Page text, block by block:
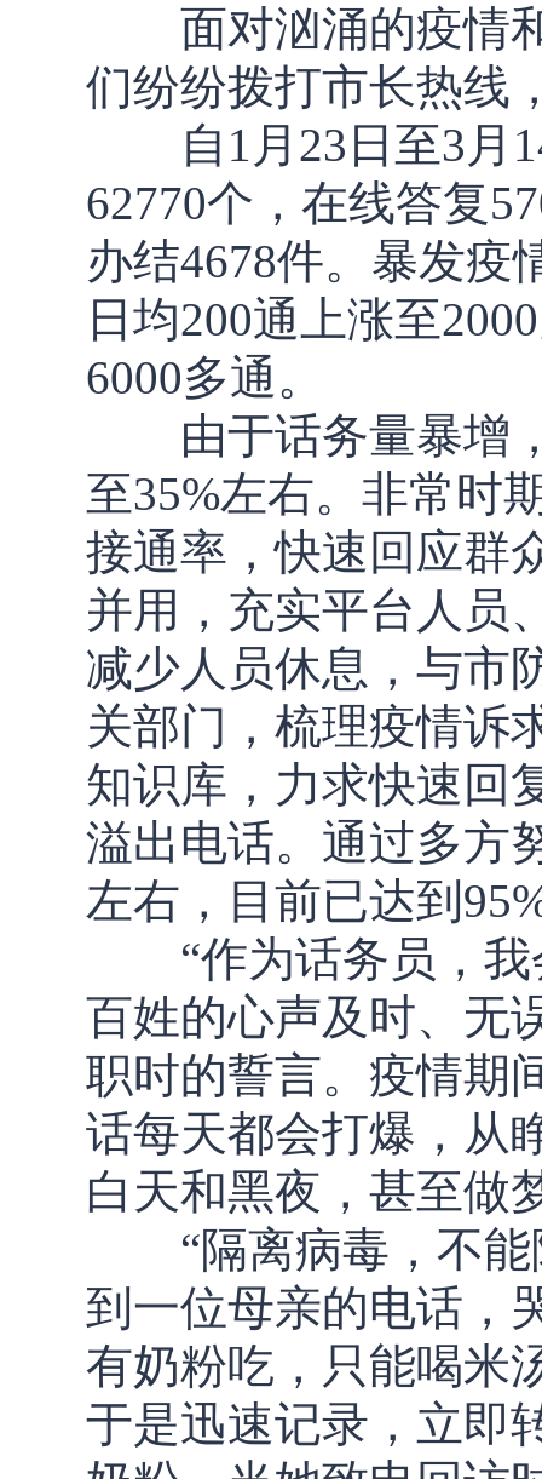
面对汹涌的疫情和
们纷纷拨打市长热线
自1月23日至3月
62770个，在线答复
办结4678件。暴发疫
日均200通上涨至
6000多通。
由于话务量暴增，
至35%左右。非常时
接通率，快速回应群
并用，充实平台人员
减少人员休息，与市
关部门，梳理疫情诉
知识库，力求快速回
溢出电话。通过多方
左右，目前已达到
“作为话务员，我
百姓的心声及时、无
职时的誓言。疫情期
话每天都会打爆，从
白天和黑夜，甚至做
“隔离病毒，不能
到一位母亲的电话，
有奶粉吃，只能喝米
于是迅速记录，立即